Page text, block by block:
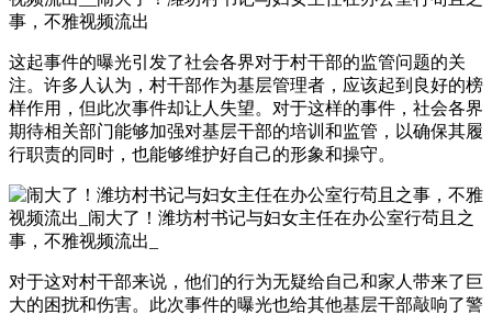
这起事件的曝光引发了社会各界对于村干部的监管问题的关
注。许多人认为，村干部作为基层管理者，应该起到良好的榜
样作用，但此次事件却让人失望。对于这样的事件，社会各界
期待相关部门能够加强对基层干部的培训和监管，以确保其履
行职责的同时，也能够维护好自己的形象和操守。
对于这对村干部来说，他们的行为无疑给自己和家人带来了巨
大的困扰和伤害。此次事件的曝光也给其他基层干部敲响了警